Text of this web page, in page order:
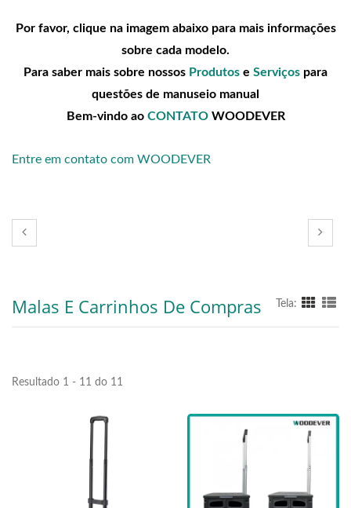
Por favor, clique na imagem abaixo para mais informações
sobre cada modelo.
Para saber mais sobre nossos Produtos e Serviços para
questões de manuseio manual
Bem-vindo ao CONTATOWOODEVER
Entre em contato com WOODEVER
Malas E Carrinhos De Compras Tela:
Resultado 1 - 11 do 11